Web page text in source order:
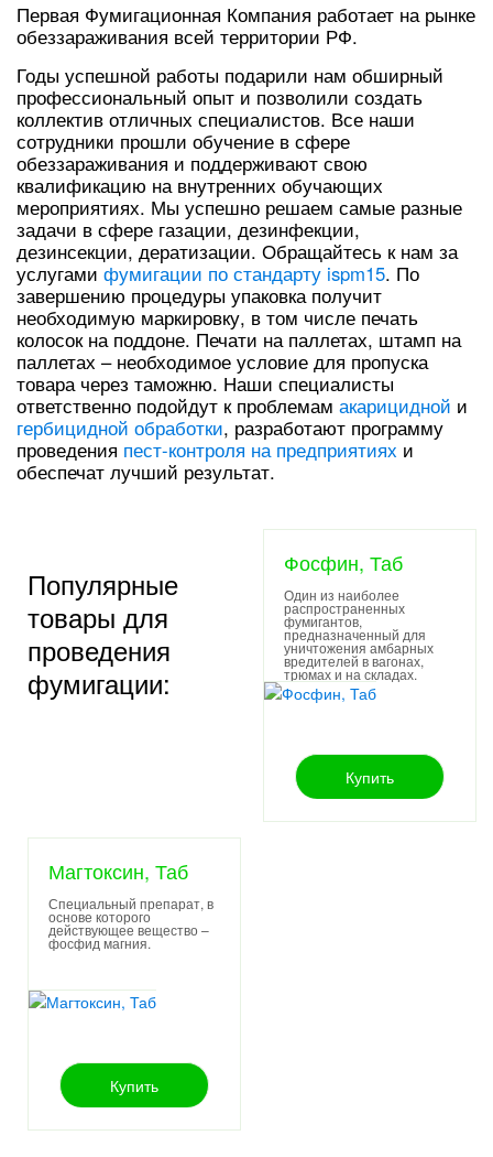
Первая Фумигационная Компания работает на рынке
обеззараживания всей территории РФ.
Годы успешной работы подарили нам обширный
профессиональный опыт и позволили создать
коллектив отличных специалистов. Все наши
сотрудники прошли обучение в сфере
обеззараживания и поддерживают свою
квалификацию на внутренних обучающих
мероприятиях. Мы успешно решаем самые разные
задачи в сфере газации, дезинфекции,
дезинсекции, дератизации. Обращайтесь к нам за
услугами фумигации по стандарту ispm15. По
завершению процедуры упаковка получит
необходимую маркировку, в том числе печать
колосок на поддоне. Печати на паллетах, штамп на
паллетах – необходимое условие для пропуска
товара через таможню. Наши специалисты
ответственно подойдут к проблемам акарицидной и
гербицидной обработки, разработают программу
проведения пест-контроля на предприятиях и
обеспечат лучший результат.
Популярные
товары для
проведения
фумигации:
Фосфин, Таб
Один из наиболее
распространенных
фумигантов,
предназначенный для
уничтожения амбарных
вредителей в вагонах,
трюмах и на складах.
Купить
Магтоксин, Таб
Специальный препарат, в
основе которого
действующее вещество –
фосфид магния.
Купить